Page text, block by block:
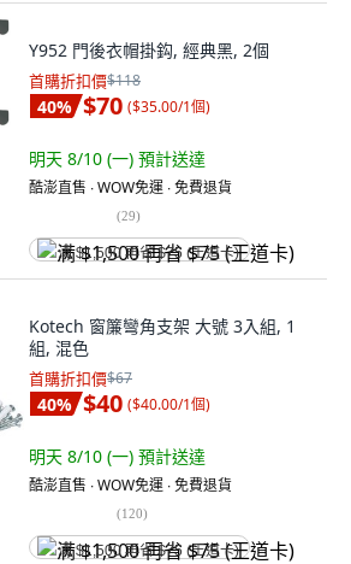
Y952 門後衣帽掛鈎, 經典黑, 2個
首購折扣價$118
40% $70 ($35.00/1個)
明天 8/10 (一) 預計送達
酷澎直售 ∙ WOW免運 ∙ 免費退貨
(29)
满 $1,500 再省 $75 (王道卡)
Kotech 窗簾彎角支架 大號 3入組, 1
組, 混色
首購折扣價$67
40% $40 ($40.00/1個)
明天 8/10 (一) 預計送達
酷澎直售 ∙ WOW免運 ∙ 免費退貨
(120)
满 $1,500 再省 $75 (王道卡)